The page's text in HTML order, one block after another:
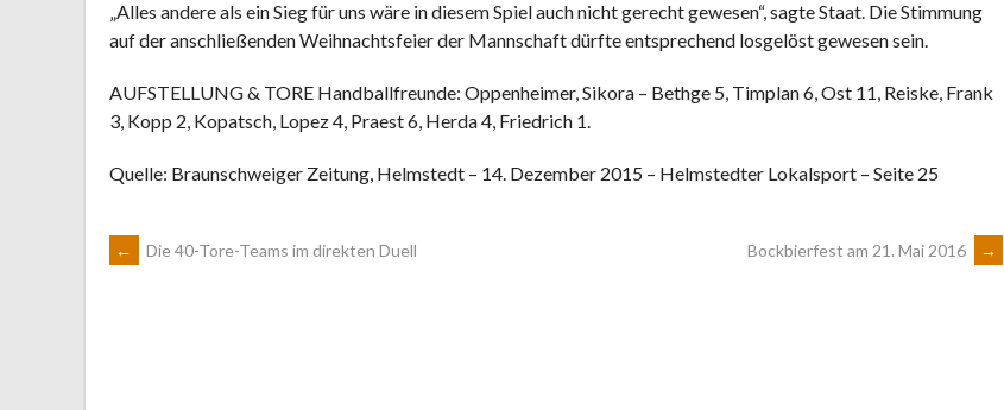
„Alles andere als ein Sieg für uns wäre in diesem Spiel auch nicht gerecht gewesen“, sagte Staat. Die Stimmung
auf der anschließenden Weihnachtsfeier der Mannschaft dürfte entsprechend losgelöst gewesen sein.
AUFSTELLUNG & TORE Handballfreunde: Oppenheimer, Sikora – Bethge 5, Timplan 6, Ost 11, Reiske, Frank
3, Kopp 2, Kopatsch, Lopez 4, Praest 6, Herda 4, Friedrich 1.
Quelle: Braunschweiger Zeitung, Helmstedt – 14. Dezember 2015 – Helmstedter Lokalsport – Seite 25
ARTIKEL-
← Die 40-Tore-Teams im direkten Duell Bockbierfest am 21. Mai 2016 →